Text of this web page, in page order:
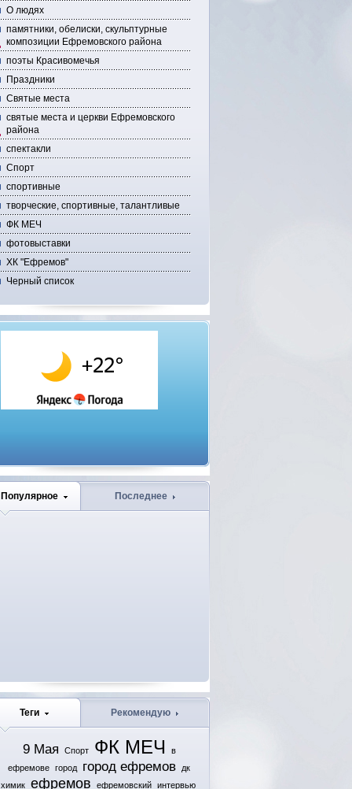
О людях
памятники, обелиски, скульптурные
композиции Ефремовского района
поэты Красивомечья
Праздники
Святые места
святые места и церкви Ефремовского
района
спектакли
Спорт
спортивные
творческие, спортивные, талантливые
ФК МЕЧ
фотовыставки
ХК "Ефремов"
Черный список
Популярное Последнее
Теги Рекомендую
9 Мая Спорт ФК МЕЧ
в
ефремове
город город ефремов
дк
химик
ефремов ефремовский интервью